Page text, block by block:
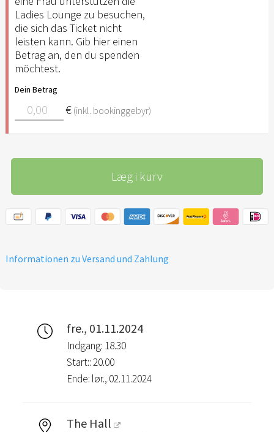
Ladies Lounge zu besuchen,
die sich das Ticket nicht
leisten kann. Gib hier einen
Betrag an, den du spenden
möchtest.
Dein Betrag
€ (inkl. bookinggebyr)
Læg i kurv
Informationen zu Versand und Zahlung
fre., 01.11.2024
Indgang: 18.30
Start:: 20.00
Ende: lør., 02.11.2024
The Hall